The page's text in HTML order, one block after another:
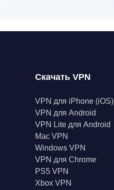
Скачать VPN
VPN для iPhone (iOS)
VPN для Android
VPN Lite для Android
Mac VPN
Windows VPN
VPN для Chrome
PS5 VPN
Xbox VPN